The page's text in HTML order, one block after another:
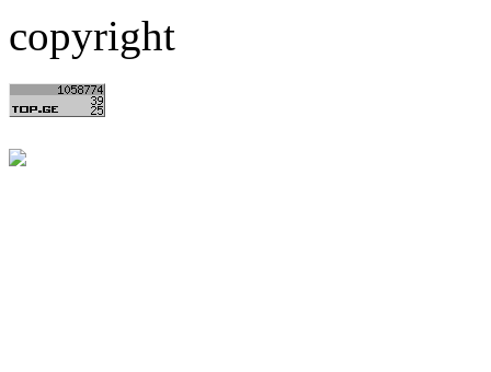
copyright